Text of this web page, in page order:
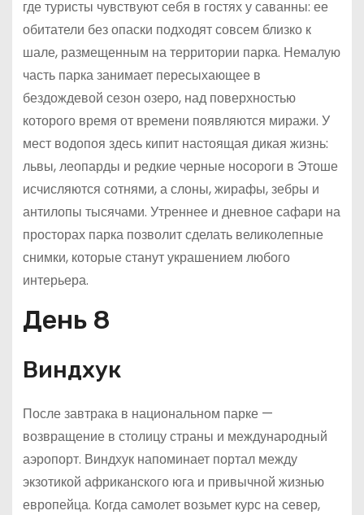
где туристы чувствуют себя в гостях у саванны: ее
обитатели без опаски подходят совсем близко к
шале, размещенным на территории парка. Немалую
часть парка занимает пересыхающее в
бездождевой сезон озеро, над поверхностью
которого время от времени появляются миражи. У
мест водопоя здесь кипит настоящая дикая жизнь:
львы, леопарды и редкие черные носороги в Этоше
исчисляются сотнями, а слоны, жирафы, зебры и
антилопы тысячами. Утреннее и дневное сафари на
просторах парка позволит сделать великолепные
снимки, которые станут украшением любого
интерьера.
День 8
Виндхук
После завтрака в национальном парке —
возвращение в столицу страны и международный
аэропорт. Виндхук напоминает портал между
экзотикой африканского юга и привычной жизнью
европейца. Когда самолет возьмет курс на север,